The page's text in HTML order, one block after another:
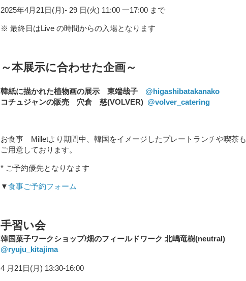
2025年4月21日(月)- 29 日(火) 11:00 一17:00 まで
※ 最終日はLive の時間からの入場となります
～本展示に合わせた企画～
韓紙に描かれた植物画の展示 東端哉子 @higashibatakanako
コチュジャンの販売 穴倉 慈(VOLVER) @volver_catering
お食事 Milletより期間中、韓国をイメージしたプレートランチや喫茶も
ご用意しております。
* ご予約優先となりなます
▼食事ご予約フォーム
手習い会
韓国菓子ワークショップ/畑のフィールドワーク 北嶋竜樹(neutral)
@ryuju_kitajima
4 月21日(月) 13:30-16:00